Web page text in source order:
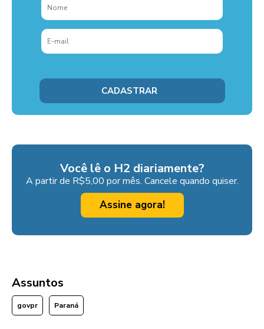
Você lê o H2 diariamente?
A partir de R$5,00 por mês. Cancele quando quiser.
Assine agora!
Assuntos
govpr Paraná